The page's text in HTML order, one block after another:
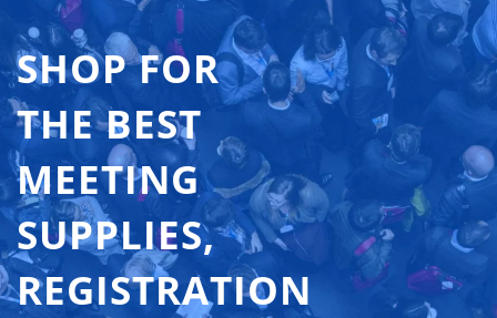
SHOP FOR
THE BEST
MEETING
SUPPLIES,
REGISTRATION